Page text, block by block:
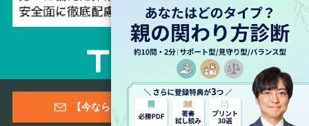
【今なら登録特典あり！】メールマガジン
Copyright © 2026 TESTEA CO., All Rights Reserved.